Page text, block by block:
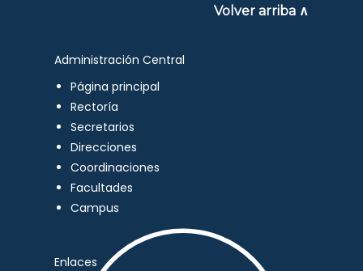
Volver arriba ∧
Administración Central
Página principal
Rectoría
Secretarios
Direcciones
Coordinaciones
Facultades
Campus
Enlaces